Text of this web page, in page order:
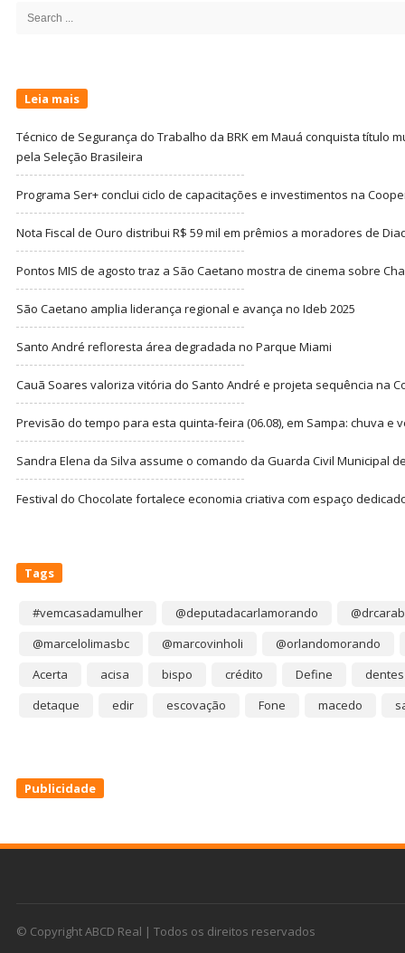
Search
Leia mais
Técnico de Segurança do Trabalho da BRK em Mauá conquista título
pela Seleção Brasileira
Programa Ser+ conclui ciclo de capacitações e investimentos na
Nota Fiscal de Ouro distribui R$ 59 mil em prêmios a moradores de
Pontos MIS de agosto traz a São Caetano mostra de cinema sobre
São Caetano amplia liderança regional e avança no Ideb 2025
Santo André refloresta área degradada no Parque Miami
Cauã Soares valoriza vitória do Santo André e projeta sequência na
Previsão do tempo para esta quinta-feira (06.08), em Sampa: chuva e
Sandra Elena da Silva assume o comando da Guarda Civil Municipal
Festival do Chocolate fortalece economia criativa com espaço
Tags
#vemcasadamulher @deputadacarlamorando
@marcelolimasbc
@marcovinholi
@orlandomorando
Acerta
acisa bispo crédito Define
dentes
detaque
edir escovação Fone macedo
Publicidade
© Copyright ABCD Real | Todos os direitos reservados